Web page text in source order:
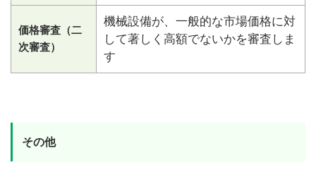
価格審査（二
次審査）
機械設備が、一般的な市場価格に対
して著しく高額でないかを審査しま
す
その他